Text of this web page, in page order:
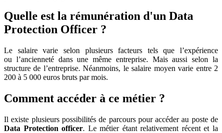
Quelle est la rémunération d'un Data
Protection Officer ?
Le salaire varie selon plusieurs facteurs tels que l’expérience
ou l’ancienneté dans une même entreprise. Mais aussi selon la
structure de l’entreprise. Néanmoins, le salaire moyen varie entre 2
200 à 5 000 euros bruts par mois.
Comment accéder à ce métier ?
Il existe plusieurs possibilités de parcours pour accéder au poste de
Data Protection officer. Le métier étant relativement récent et la